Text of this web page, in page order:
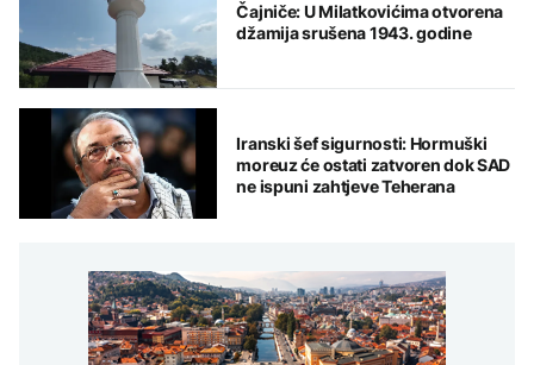
Čajniče: U Milatkovićima otvorena
džamija srušena 1943. godine
Iranski šef sigurnosti: Hormuški
moreuz će ostati zatvoren dok SAD
ne ispuni zahtjeve Teherana